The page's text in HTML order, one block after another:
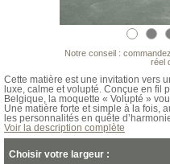
Notre conseil :
réel
Cette matière est une invitation vers
luxe, calme et volupté. Conçue en fil
Belgique, la moquette « Volupté »
Une matière forte et simple à la fois,
les personnalités en quête
Voir la description complète
Choisir votre largeur :